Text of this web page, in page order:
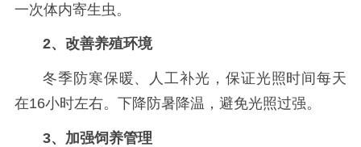
一次体内寄生虫。
2、改善养殖环境
冬季防寒保暖、人工补光，保证光照时间每天
在16小时左右。下降防暑降温，避免光照过强。
3、加强饲养管理